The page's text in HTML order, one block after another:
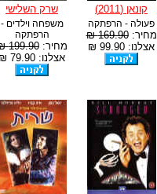
קונאן (2011)
פעולה - הרפתקה
מחיר:169.90 ₪
אצלנו: 99.90 ₪
שרק השלישי
משפחה וילדים -
הרפתקה
מחיר:199.90 ₪
אצלנו: 79.90 ₪